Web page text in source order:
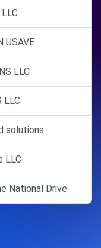
USAVE
LLC
LLC
solutions
LLC
National Drive